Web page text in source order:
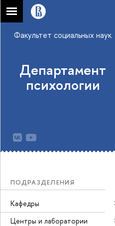
Факультет социальных наук
Департамент
психологии
ПОДРАЗДЕЛЕНИЯ
Кафедры
Центры и лаборатории